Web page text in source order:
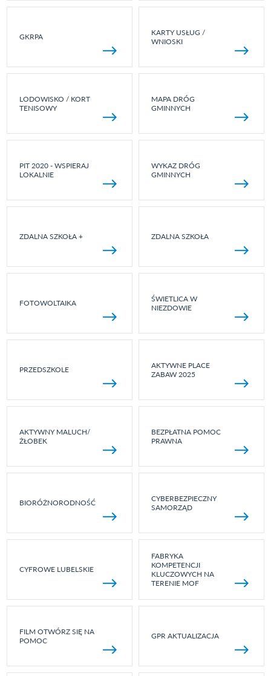
GKRPA
KARTY USŁUG /
WNIOSKI
LODOWISKO / KORT
TENISOWY
MAPA DRÓG
GMINNYCH
PIT 2020 - WSPIERAJ
LOKALNIE
WYKAZ DRÓG
GMINNYCH
ZDALNA SZKOŁA + ZDALNA SZKOŁA
FOTOWOLTAIKA
ŚWIETLICA W
NIEZDOWIE
PRZEDSZKOLE
AKTYWNE PLACE
ZABAW 2025
AKTYWNY MALUCH/
ŻŁOBEK
BEZPŁATNA POMOC
PRAWNA
BIORÓŻNORODNOŚĆ
CYBERBEZPIECZNY
SAMORZĄD
CYFROWE LUBELSKIE
FABRYKA
KOMPETENCJI
KLUCZOWYCH NA
TERENIE MOF
FILM OTWÓRZ SIĘ NA
POMOC
GPR AKTUALIZACJA